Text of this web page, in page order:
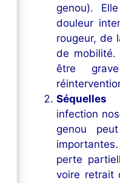
genou).
douleur
rougeur, de
de
être
Séquelles
infection
genou
perte
voire retrait